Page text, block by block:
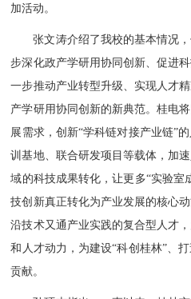
加活动。
张文涛介绍了我校的基本情况
步深化政产学研用协同创新、促进
一步推动产业转型升级、实现人才
产学研用协同创新的新典范。桂电
展需求，创新“学科链对接产业链”
训基地、联合研发项目等载体，加
域的科技成果转化，让更多“实验室
技创新真正转化为产业发展的核心
沿技术又通产业实践的复合型人才
和人才动力，为建设“科创桂林”、
贡献。